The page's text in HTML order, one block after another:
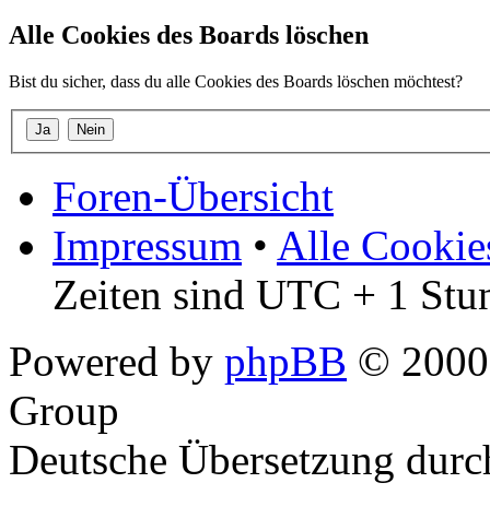
Alle Cookies des Boards löschen
Bist du sicher, dass du alle Cookies des Boards löschen möchtest?
Foren-Übersicht
Impressum • Alle
Zeiten sind UTC + 1
Powered by phpBB ©
Group
Deutsche Übersetzung